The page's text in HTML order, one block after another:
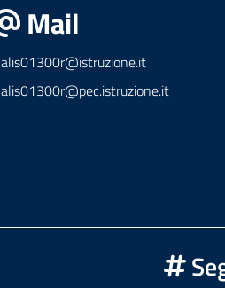
Mail
alis01300r@istruzione.it
alis01300r@pec.istruzione.it